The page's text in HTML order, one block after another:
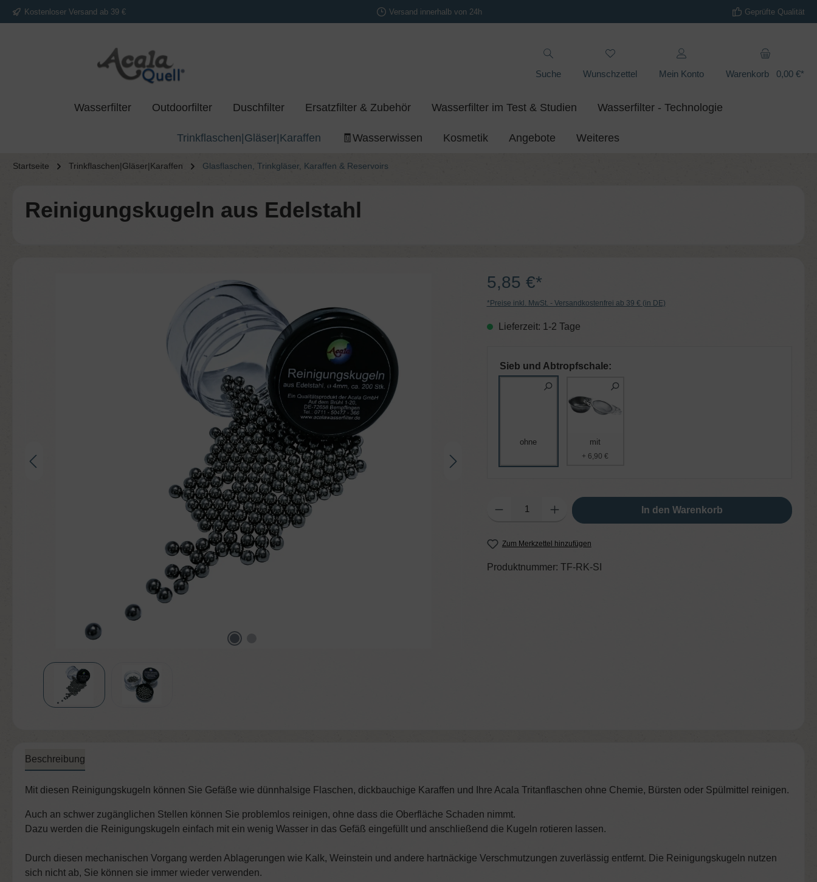
Zur Hauptnavigation springen
Kostenloser Versand ab 39 € Versand innerhalb von 24h Geprüfte Qualität
Suche Wunschzettel Mein Konto Warenkorb 0,00 €*
Wasserfilter Outdoorfilter Duschfilter Ersatzfilter & Zubehör Wasserfilter im Test & Studien Wasserfilter - Technologie
Trinkflaschen|Gläser|Karaffen 🧾Wasserwissen Kosmetik Angebote Weiteres
Startseite Trinkflaschen|Gläser|Karaffen Glasflaschen, Trinkgläser, Karaffen & Reservoirs
Reinigungskugeln aus Edelstahl
5,85 €*
*Preise inkl. MwSt. - Versandkostenfrei ab 39 € (in DE)
Lieferzeit: 1-2 Tage
Sieb und Abtropfschale:
ohne mit
+ 6,90 €
Produkt Anzahl: Gib den gewünschten Wert ein oder benutze die Schaltflächen um die Anzahl zu
In den Warenkorb
Zum Merkzettel hinzufügen
Produktnummer: TF-RK-SI
Beschreibung
Mit diesen Reinigungskugeln können Sie Gefäße wie dünnhalsige Flaschen, dickbauchige Karaffen und Ihre Acala Tritanflaschen ohne Chemie, Bürsten oder Spülmittel reinigen.
Auch an schwer zugänglichen Stellen können Sie problemlos reinigen, ohne dass die Oberfläche Schaden nimmt.
Dazu werden die Reinigungskugeln einfach mit ein wenig Wasser in das Gefäß eingefüllt und anschließend die Kugeln rotieren lassen.
Durch diesen mechanischen Vorgang werden Ablagerungen wie Kalk, Weinstein und andere hartnäckige Verschmutzungen zuverlässig entfernt. Die Reinigungskugeln nutzen
sich nicht ab, Sie können sie immer wieder verwenden.